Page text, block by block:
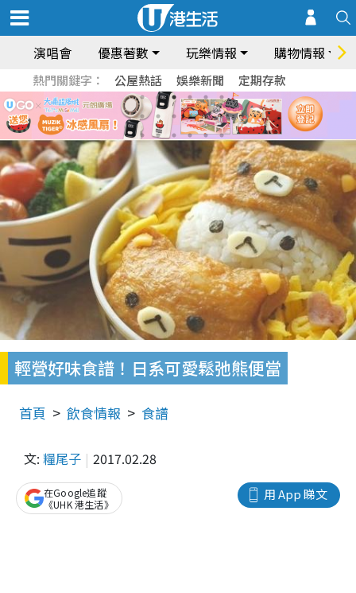
演唱會 優惠著數 玩樂情報 購物情報
熱門關鍵字： 公屋熱話 娛樂新聞 定期存款
輕營好味食譜！日系可愛鬆弛熊便當
首頁 飲食情報 食譜
文: 糧尾子 2017.02.28
用 App 睇文
在Google追蹤
《UHK 港生活》